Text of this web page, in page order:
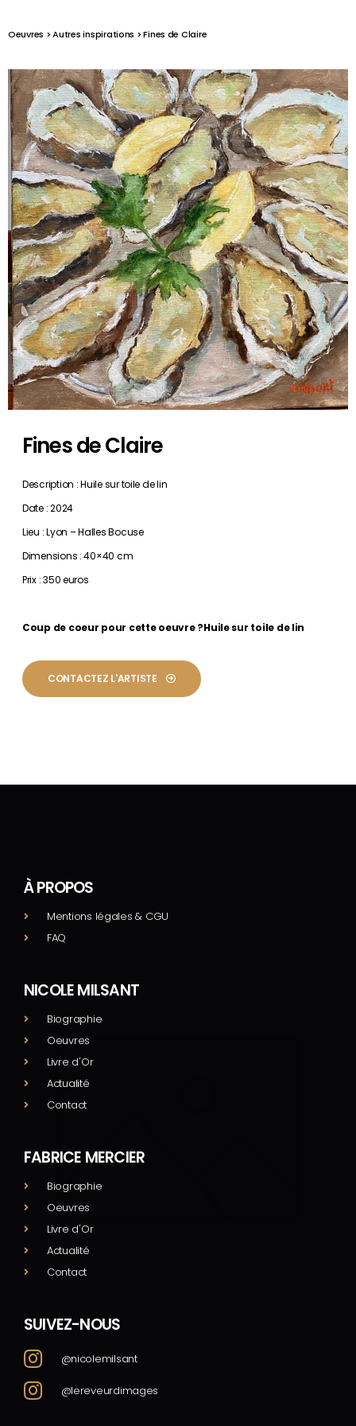
Oeuvres > Autres inspirations > Fines de Claire
Fines de Claire
Description : Huile sur toile de lin
Date : 2024
Lieu : Lyon – Halles Bocuse
Dimensions : 40×40 cm
Prix : 350 euros
Coup de coeur pour cette oeuvre ?Huile sur toile de lin
CONTACTEZ L'ARTISTE
À PROPOS
Mentions légales & CGU
FAQ
NICOLE MILSANT
Biographie
Oeuvres
Livre d'Or
Actualité
Contact
FABRICE MERCIER
Biographie
Oeuvres
Livre d'Or
Actualité
Contact
SUIVEZ-NOUS
@nicolemilsant
@lereveurdimages